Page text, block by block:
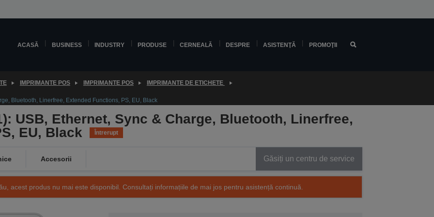
ACASĂ BUSINESS INDUSTRY PRODUSE CERNEALĂ DESPRE ASISTENŢĂ PROMOŢII
IMPRIMANTE POS IMPRIMANTE POS IMPRIMANTE DE ETICHETE
Bluetooth, Linerfree, Extended Functions, PS, EU, Black
USB, Ethernet, Sync & Charge, Bluetooth, Linerfree,
EU, Black
Întrerupt
Accesorii Găsiți un centru de service
acest produs nu mai este disponibil. Consultați informațiile de mai jos pentru asistență continuă.